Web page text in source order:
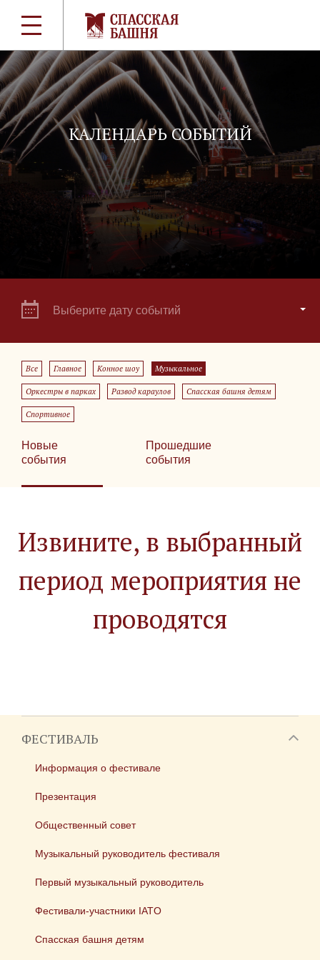
КАЛЕНДАРЬ СОБЫТИЙ
Выберите дату событий
Все Главное Конное шоу Музыкальное
Оркестры в парках Развод караулов Спасская башня детям
Спортивное
Новые
события
Прошедшие
события
Извините, в выбранный
период мероприятия не
проводятся
ФЕСТИВАЛЬ
Информация о фестивале
Презентация
Общественный совет
Музыкальный руководитель фестиваля
Первый музыкальный руководитель
Фестивали-участники IATO
Спасская башня детям